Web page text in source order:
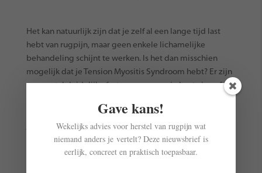
Het kan natuurlijk zijn dat je zelf al een lange tijd last
hebt van rugpijn, maar geen enkele lichamelijke
behandeling schijnt te werken. Is het dan misschien
mogelijk dat je Tension Myositis Syndroom hebt? Er zijn
een aantal duidelijke factoren waaraan je kunt zien of
herkennen dat je rugpijn door TMS komt. Deze factoren
hebben onder andere te maken met zowel stress als hoe
je pijnklachten zich gedragen. Hieronder is een lijst van
verschillende factoren die aanduiden of je last van TMS
zou kunnen hebben en hoe meer van deze factoren
Gave kans!
Wekelijks advies voor herstel van rugpijn wat
niemand anders je vertelt? Deze nieuwsbrief is
eerlijk, concreet en praktisch toepasbaar.